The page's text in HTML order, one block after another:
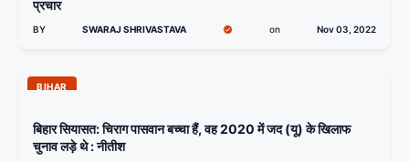
प्रचार
BY SWARAJ SHRIVASTAVA on Nov 03, 2022
BIHAR
बिहार सियासत: चिराग पासवान बच्चा हैं, वह 2020 में जद (यू) के खिलाफ
चुनाव लड़े थे : नीतीश